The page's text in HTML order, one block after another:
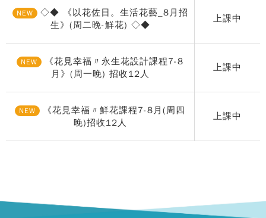
NEW
◇◆ 《以花佐日。生活花藝_8月招
生》(周二晚-鮮花) ◇◆
上課中
NEW
《花見幸福〃永生花設計課程7-8
月》(周一晚) 招收12人
上課中
NEW
《花見幸福〃鮮花課程7-8月(周四
晚)招收12人
上課中